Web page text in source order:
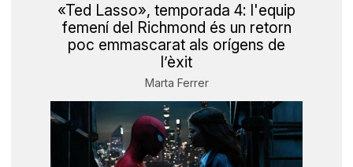
«Ted Lasso», temporada 4: l'equip
femení del Richmond és un retorn
poc emmascarat als orígens de
l’èxit
Marta Ferrer